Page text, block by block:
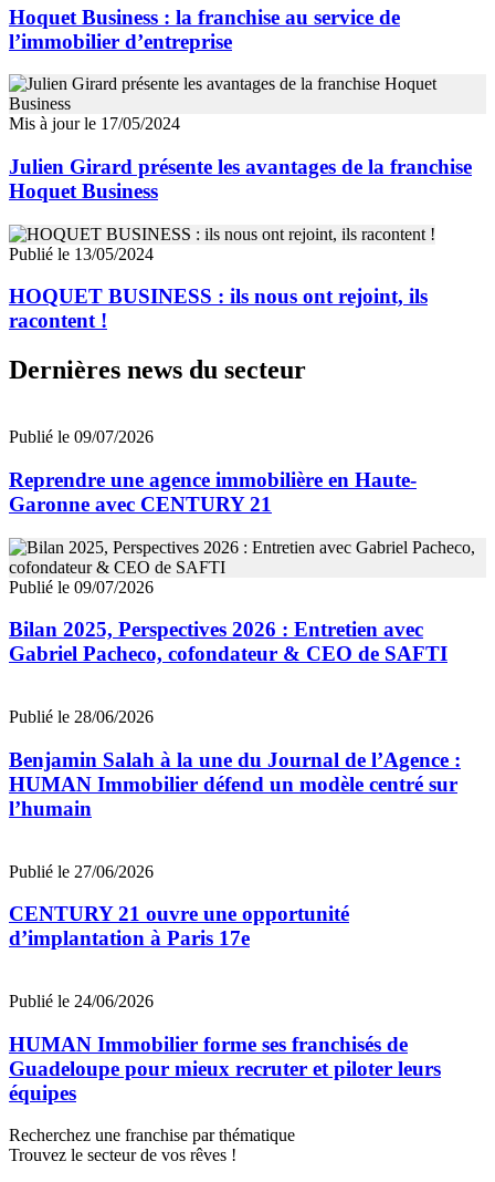
Hoquet Business : la franchise au service de
l’immobilier d’entreprise
Mis à jour le 17/05/2024
Julien Girard présente les avantages de la franchise
Hoquet Business
Publié le 13/05/2024
HOQUET BUSINESS : ils nous ont rejoint, ils
racontent !
Dernières news du secteur
Publié le 09/07/2026
Reprendre une agence immobilière en Haute-
Garonne avec CENTURY 21
Publié le 09/07/2026
Bilan 2025, Perspectives 2026 : Entretien avec
Gabriel Pacheco, cofondateur & CEO de SAFTI
Publié le 28/06/2026
Benjamin Salah à la une du Journal de l’Agence :
HUMAN Immobilier défend un modèle centré sur
l’humain
Publié le 27/06/2026
CENTURY 21 ouvre une opportunité
d’implantation à Paris 17e
Publié le 24/06/2026
HUMAN Immobilier forme ses franchisés de
Guadeloupe pour mieux recruter et piloter leurs
équipes
Recherchez une franchise par thématique
Trouvez le secteur de vos rêves !